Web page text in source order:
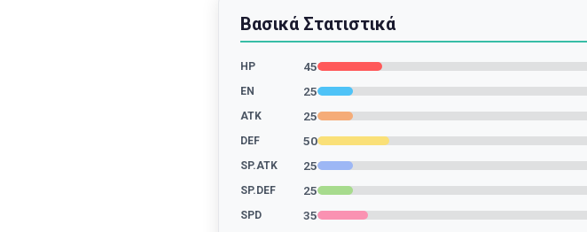
Βασικά Στατιστικά
HP 45
EN 25
ATK 25
DEF 50
SP.ATK 25
SP.DEF 25
SPD 35